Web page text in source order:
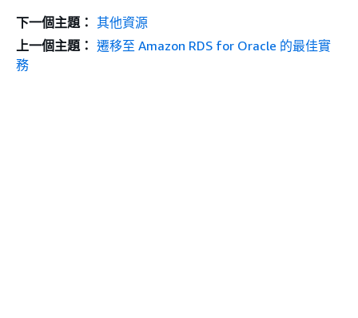
下一個主題： 其他資源
上一個主題： 遷移至 Amazon RDS for Oracle 的最佳實
務